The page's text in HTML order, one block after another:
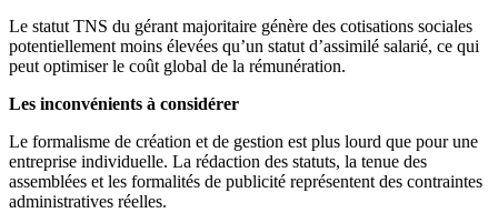
Le statut TNS du gérant majoritaire génère des cotisations sociales
potentiellement moins élevées qu’un statut d’assimilé salarié, ce qui
peut optimiser le coût global de la rémunération.
Les inconvénients à considérer
Le formalisme de création et de gestion est plus lourd que pour une
entreprise individuelle. La rédaction des statuts, la tenue des
assemblées et les formalités de publicité représentent des contraintes
administratives réelles.